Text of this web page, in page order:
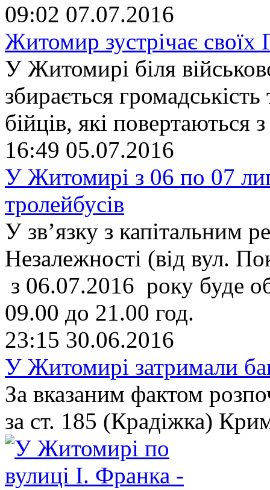
09:02 07.07.2016
Житомир зустрічає своїх
У Житомирі біля
збирається
бійців, які повертаються
16:49 05.07.2016
У Житомирі з 06 по 07
тролейбусів
У зв’язку з капітальним
Незалежності (від вул.
з 06.07.2016 року буде
09.00 до 21.00 год.
23:15 30.06.2016
У Житомирі затримали
За вказаним фактом
за ст. 185 (Крадіжка)